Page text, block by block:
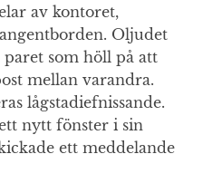
av kontoret,
Oljudet
som höll på att
mellan varandra.
lågstadiefnissande.
nytt fönster i sin
ett meddelande